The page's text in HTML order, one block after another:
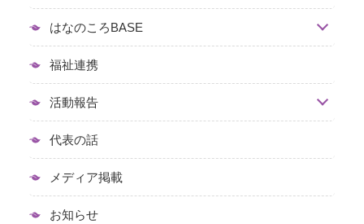
はなのころBASE
福祉連携
活動報告
代表の話
メディア掲載
お知らせ